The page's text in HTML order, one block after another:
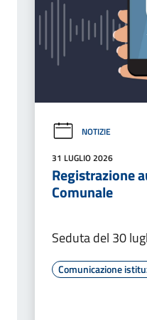
NOTIZIE
31 LUGLIO 2026
Registrazione
Comunale
Seduta del 30
Comunicazione